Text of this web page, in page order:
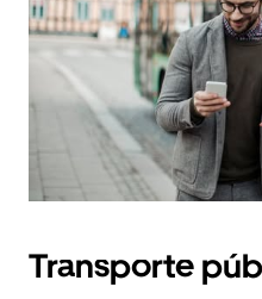
Transporte